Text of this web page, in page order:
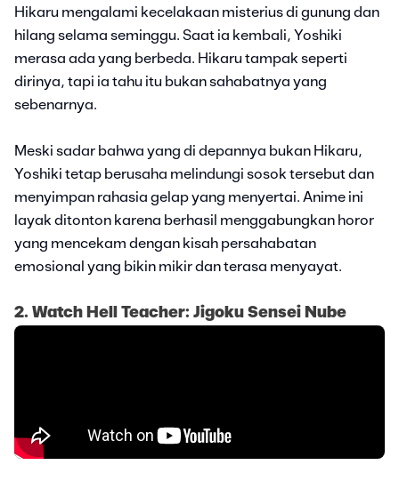
Hikaru mengalami kecelakaan misterius di gunung dan
hilang selama seminggu. Saat ia kembali, Yoshiki
merasa ada yang berbeda. Hikaru tampak seperti
dirinya, tapi ia tahu itu bukan sahabatnya yang
sebenarnya.
Meski sadar bahwa yang di depannya bukan Hikaru,
Yoshiki tetap berusaha melindungi sosok tersebut dan
menyimpan rahasia gelap yang menyertai. Anime ini
layak ditonton karena berhasil menggabungkan horor
yang mencekam dengan kisah persahabatan
emosional yang bikin mikir dan terasa menyayat.
2. Watch Hell Teacher: Jigoku Sensei Nube